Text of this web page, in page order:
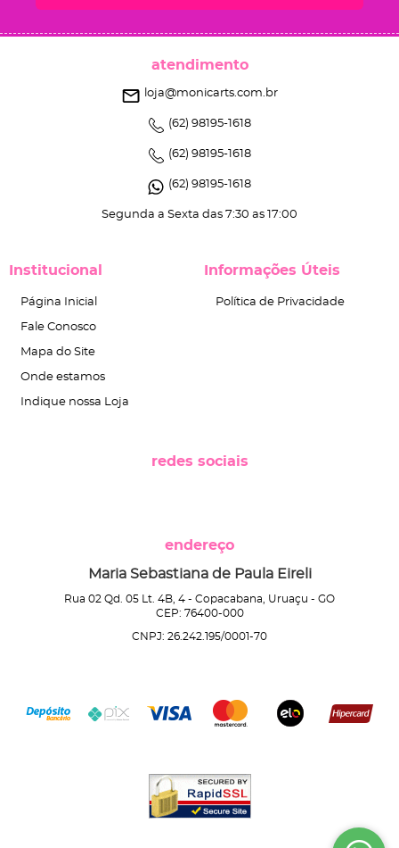
atendimento
(62) 98195-1618
(62) 98195-1618
(62) 98195-1618
Segunda a Sexta das 7:30 as 17:00
loja@monicarts.com.br
Institucional
Página Inicial
Fale Conosco
Mapa do Site
Onde estamos
Indique nossa Loja
Informações Úteis
Política de Privacidade
redes sociais
endereço
Maria Sebastiana de Paula Eireli
Rua 02 Qd. 05 Lt. 4B, 4 - Copacabana, Uruaçu - GO
CEP: 76400-000
CNPJ: 26.242.195/0001-70